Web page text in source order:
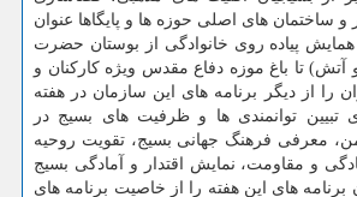
های اصلی حوزه ها و پایگاها عنوان
پیاده روی خانوادگی از بوستان حضرت
آتش) تا باغ موزه دفاع مقدس ویژه كاركنان و
را از دیگر برنامه های این سازمان در هفته
تبیین توانمندی ها و ظرفیت های بسیج در
معرفی فرهنگ جهانی بسیج، تقویت روحیه
و مقاومت، نمایش اقتدار و آمادگی بسیج
برنامه های این هفته را از خاصیت برنامه های